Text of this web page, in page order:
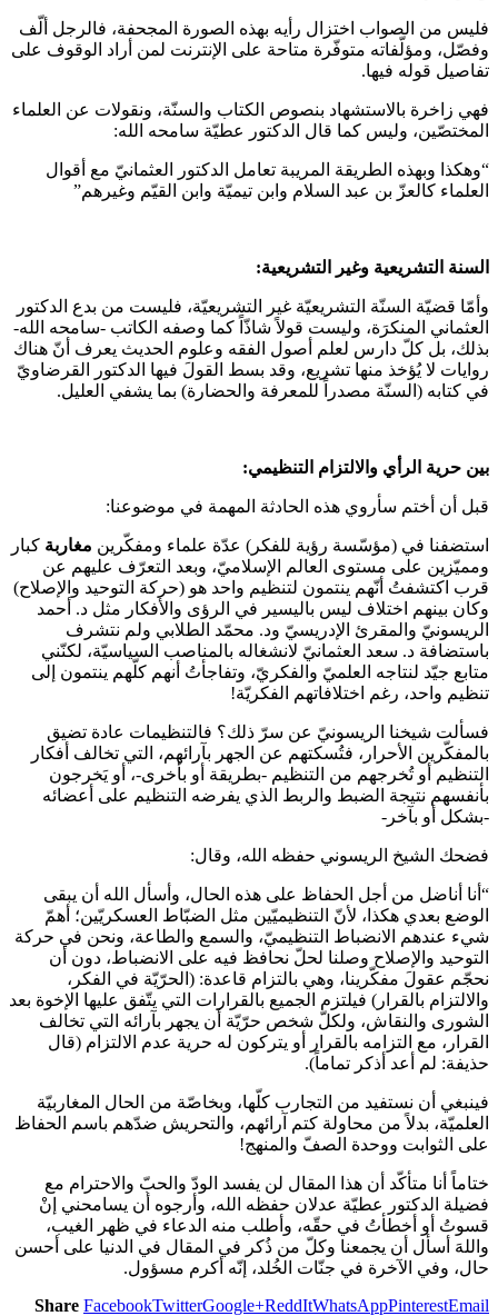
فليس من الصواب اختزال رأيه بهذه الصورة المجحفة، فالرجل ألّف
وفصّل، ومؤلّفاته متوفّرة متاحة على الإنترنت لمن أراد الوقوف على
تفاصيل قوله فيها.
فهي زاخرة بالاستشهاد بنصوص الكتاب والسنّة، ونقولات عن العلماء
المختصّين، وليس كما قال الدكتور عطيّة سامحه الله:
“وهكذا وبهذه الطريقة المريبة تعامل الدكتور العثمانيّ مع أقوال
العلماء كالعزّ بن عبد السلام وابن تيميّة وابن القيّم وغيرهم”
السنة التشريعية وغير التشريعية:
وأمّا قضيّة السنّة التشريعيّة غير التشريعيّة، فليست من بدع الدكتور
العثماني المنكرَة، وليست قولاً شاذّاً كما وصفه الكاتب -سامحه الله-
بذلك، بل كلّ دارس لعلم أصول الفقه وعلوم الحديث يعرف أنّ هناك
روايات لا يُؤخذ منها تشريع، وقد بسط القولَ فيها الدكتور القرضاويّ
في كتابه (السنّة مصدراً للمعرفة والحضارة) بما يشفي العليل.
بين حرية الرأي والالتزام التنظيمي:
قبل أن أختم سأروي هذه الحادثة المهمة في موضوعنا:
استضفنا في (مؤسّسة رؤية للفكر) عدّة علماء ومفكّرين مغاربة كبار
ومميّزين على مستوى العالم الإسلاميّ، وبعد التعرّف عليهم عن
قرب اكتشفتُ أنّهم ينتمون لتنظيم واحد هو (حركة التوحيد والإصلاح)
وكان بينهم اختلاف ليس باليسير في الرؤى والأفكار مثل د. أحمد
الريسونيّ والمقرئ الإدريسيّ ود. محمّد الطلابي ولم نتشرف
باستضافة د. سعد العثمانيّ لانشغاله بالمناصب السياسيّة، لكنّني
متابع جيّد لنتاجه العلميّ والفكريّ، وتفاجأتُ أنهم كلّهم ينتمون إلى
تنظيم واحد، رغم اختلافاتهم الفكريّة!
فسألت شيخنا الريسونيّ عن سرّ ذلك؟ فالتنظيمات عادة تضيق
بالمفكّرين الأحرار، فتُسكتهم عن الجهر بآرائهم، التي تخالف أفكار
التنظيم أو تُخرجهم من التنظيم -بطريقة أو بأخرى-، أو يَخرجون
بأنفسهم نتيجة الضبط والربط الذي يفرضه التنظيم على أعضائه
-بشكل أو بآخر-
فضحك الشيخ الريسوني حفظه الله، وقال:
“أنا أناضل من أجل الحفاظ على هذه الحال، وأسأل الله أن يبقى
الوضع بعدي هكذا، لأنّ التنظيميّين مثل الضبّاط العسكريّين؛ أهمّ
شيء عندهم الانضباط التنظيميّ، والسمع والطاعة، ونحن في حركة
التوحيد والإصلاح وصلنا لحلّ نحافظ فيه على الانضباط، دون أن
نحجّم عقولَ مفكّرينا، وهي بالتزام قاعدة: (الحرّيّة في الفكر،
والالتزام بالقرار) فيلتزم الجميع بالقرارات التي يتّفق عليها الإخوة بعد
الشورى والنقاش، ولكلّ شخص حرّيّة أن يجهر بآرائه التي تخالف
القرار، مع التزامه بالقرار أو يتركون له حرية عدم الالتزام (قال
حذيفة: لم أعد أذكر تماماً).
فينبغي أن نستفيد من التجارب كلّها، وبخاصّة من الحال المغاربيّة
العلميّة، بدلاً من محاولة كتم آرائهم، والتحريش ضدّهم باسم الحفاظ
على الثوابت ووحدة الصفّ والمنهج!
ختاماً أنا متأكّد أن هذا المقال لن يفسد الودّ والحبّ والاحترام مع
فضيلة الدكتور عطيّة عدلان حفظه الله، وأرجوه أن يسامحني إنْ
قسوتُ أو أخطأتُ في حقّه، وأطلب منه الدعاء في ظهر الغيب،
واللهَ أسأل أن يجمعنا وكلّ من ذُكر في المقال في الدنيا على أحسن
حال، وفي الآخرة في جنّات الخُلد، إنّه أكرم مسؤول.
Share FacebookTwitterGoogle+ReddItWhatsAppPinterestEmail